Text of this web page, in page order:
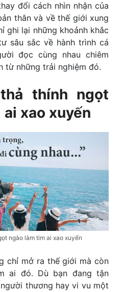
đổi cách nhìn nhận của
thân và về thế giới xung
ghi lại những khoảnh khắc
sâu sắc về hành trình cá
đọc cùng nhau chiêm
từ những trải nghiệm đó.
thính ngọt
xao xuyến
ngào làm tim ai xao xuyến
chỉ mở ra thế giới mà còn
ai đó. Dù bạn đang tận
thương hay vi vu một